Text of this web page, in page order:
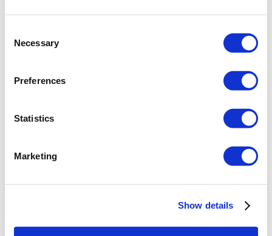
Selection
Necessary
Preferences
Statistics
Marketing
Show details